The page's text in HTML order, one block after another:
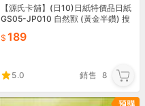
【源氏卡舖】(日10)日紙特價品日紙
GS05-JP010 自然獸 (黃金半鑽) 搜
189
5.0 銷售 8